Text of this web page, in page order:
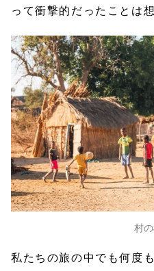
って衝撃的だったことは
村
私たちの旅の中でも何度